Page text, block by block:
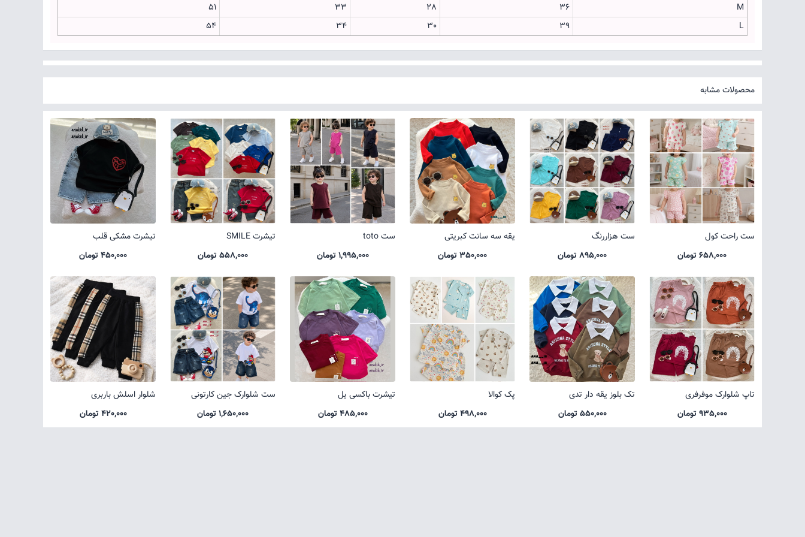
M
36
28
33
51
L
39
30
34
54
محصولات مشابه
ست راحت کول
658,000 تومان
ست هزاررنگ
895,000 تومان
یقه سه سانت کبریتی
350,000 تومان
ست toto
1,995,000 تومان
تیشرت SMILE
558,000 تومان
تیشرت مشکی قلب
450,000 تومان
تاپ شلوارک موفرفری
935,000 تومان
تک بلوز یقه دار تدی
550,000 تومان
پک کوالا
498,000 تومان
تیشرت باکسی یل
485,000 تومان
ست شلوارک جین کارتونی
1,650,000 تومان
شلوار اسلش باربری
420,000 تومان